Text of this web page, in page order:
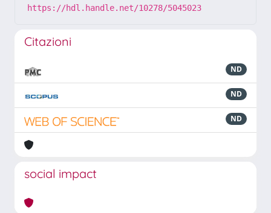
https://hdl.handle.net/10278/5045023
Citazioni
ND
ND
ND
social impact